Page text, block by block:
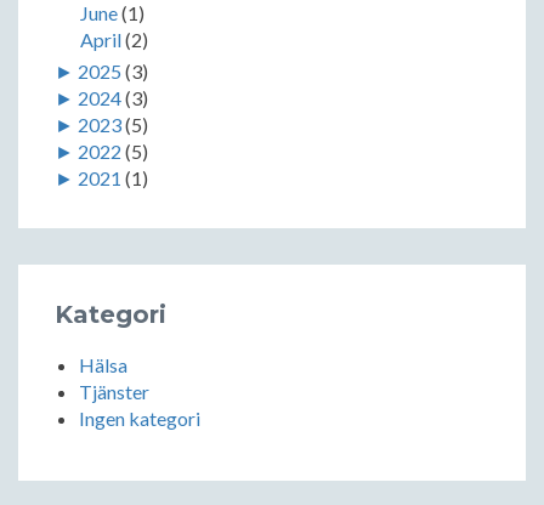
June(1)
April(2)
► 2025 (3)
► 2024(3)
► 2023(5)
► 2022 (5)
► 2021 (1)
Kategori
Hälsa
Tjänster
Ingen kategori